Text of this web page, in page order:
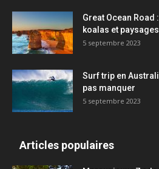
Great Ocean Road
koalas et
5 septembre 2023
Surf trip en
pas manquer
5 septembre 2023
Articles populaires